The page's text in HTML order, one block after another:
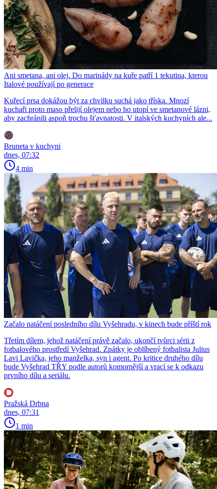
Ani smetana, ani olej. Do marinády na kuře patří 1 tekutina, kterou
Italové používají po generace
Kuřecí prsa dokážou být za chvilku suchá jako tříska. Mnozí
kuchaři proto maso přelijí olejem nebo ho utopí ve smetanové lázni,
aby zachránili aspoň trochu šťavnatosti. V italských kuchyních ale...
Bruneta v kuchyni
dnes, 07:32
4 min
Začalo natáčení posledního dílu Vyšehradu, v kinech bude příští rok
Třetím dílem, jehož natáčení právě začalo, ukončí tvůrci sérii z
fotbalového prostředí Vyšehrad. Zpátky je oblíbený fotbalista Julius
Lavi Lavička, jeho manželka, syn i agent. Po kritice druhého dílu
bude Vyšehrad TŘY podle autorů komornější a vrací se k odkazu
prvního dílu a seriálu.
Pražská Drbna
dnes, 07:31
1 min